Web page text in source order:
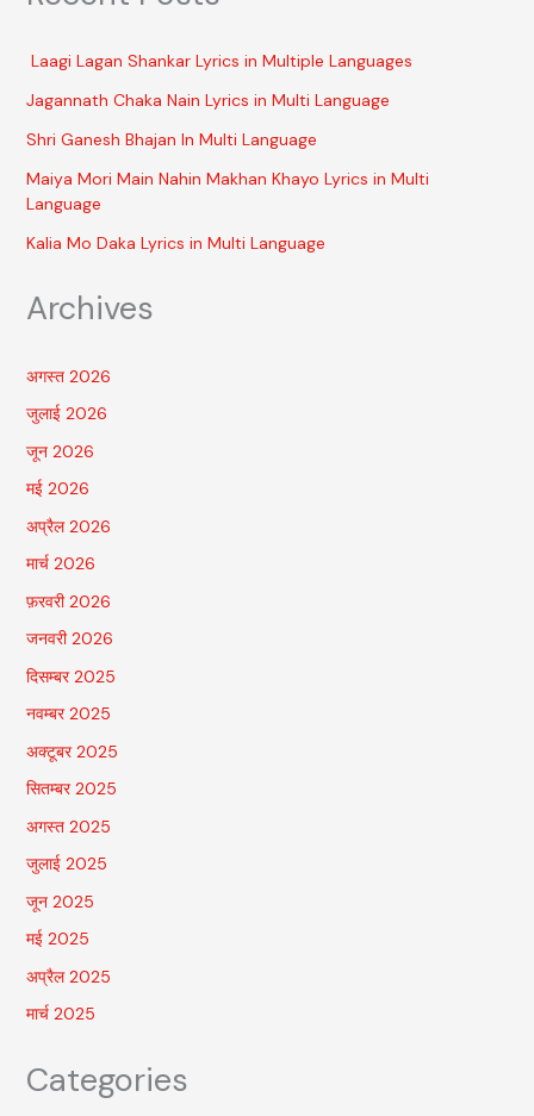
Laagi Lagan Shankar Lyrics in Multiple Languages
Jagannath Chaka Nain Lyrics in Multi Language
Shri Ganesh Bhajan In Multi Language
Maiya Mori Main Nahin Makhan Khayo Lyrics in Multi
Language
Kalia Mo Daka Lyrics in Multi Language
Archives
अगस्त 2026
जुलाई 2026
जून 2026
मई 2026
अप्रैल 2026
मार्च 2026
फ़रवरी 2026
जनवरी 2026
दिसम्बर 2025
नवम्बर 2025
अक्टूबर 2025
सितम्बर 2025
अगस्त 2025
जुलाई 2025
जून 2025
मई 2025
अप्रैल 2025
मार्च 2025
Categories